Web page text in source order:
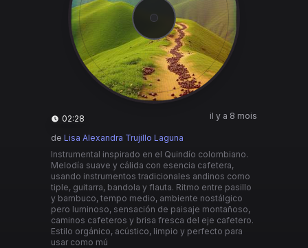
02:28 il y a 8 mois
de Lisa Alexandra Trujillo Laguna
Instrumental inspirado en el Quindío colombiano.
Melodía suave y cálida con esencia cafetera,
usando instrumentos tradicionales andinos como
tiple, guitarra, bandola y flauta. Ritmo entre pasillo
y bambuco, tempo medio, ambiente nostálgico
pero luminoso, sensación de paisaje montañoso,
caminos cafeteros y brisa fresca del eje cafetero.
Estilo orgánico, acústico, limpio y perfecto para
usar como mú